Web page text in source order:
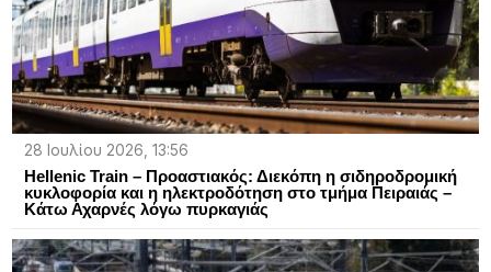
28 Ιουλίου 2026, 13:56
Hellenic Train – Προαστιακός: Διεκόπη η σιδηροδρομική
κυκλοφορία και η ηλεκτροδότηση στο τμήμα Πειραιάς –
Κάτω Αχαρνές λόγω πυρκαγιάς